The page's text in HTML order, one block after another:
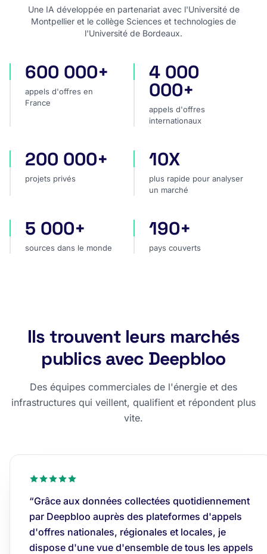
Une IA développée en partenariat avec l'Université de
Montpellier et le collège Sciences et technologies de
l'Université de Bordeaux.
appels d'offres en France
600 000+
appels d'offres en
France
appels d'offres
4 000
000+
appels d'offres
internationaux
projets privés
200 000+
projets privés
plus rapide pour analyser
10X
plus rapide pour analyser
un marché
sources dans le monde
5 000+
sources dans le monde
pays couverts
190+
pays couverts
Ils trouvent leurs marchés
publics avec Deepbloo
Des équipes commerciales de l'énergie et des
infrastructures qui veillent, qualifient et répondent plus
vite.
“Grâce aux données collectées quotidiennement
par Deepbloo auprès des plateformes d'appels
d'offres nationales, régionales et locales, je
dispose d'une vue d'ensemble de tous les appels